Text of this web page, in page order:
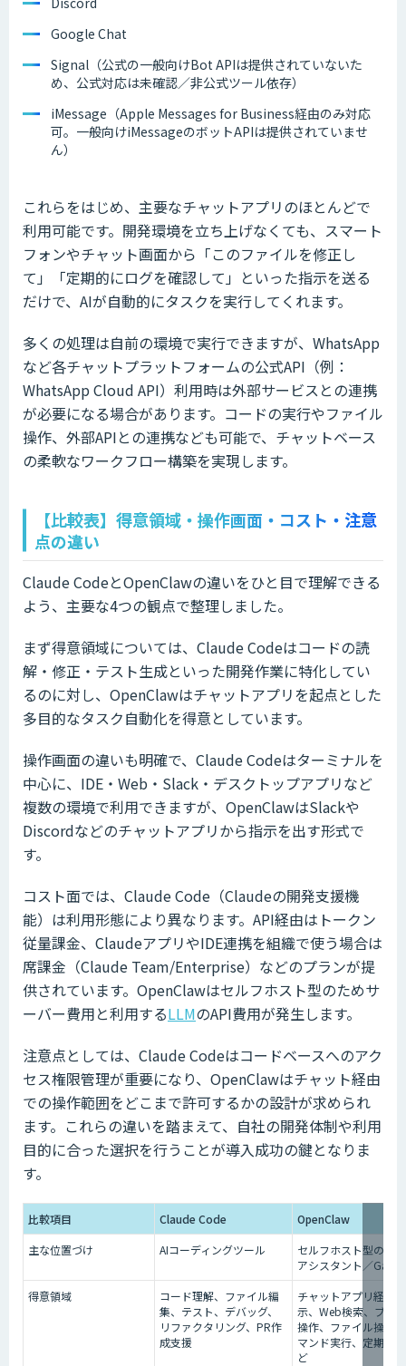
Google Chat
Signal（公式の一般向けBot APIは提供されていないた
め、公式対応は未確認／非公式ツール依存）
iMessage（Apple Messages for Business経由のみ対応
可。一般向けiMessageのボットAPIは提供されていませ
ん）
これらをはじめ、主要なチャットアプリのほとんどで
利用可能です。開発環境を立ち上げなくても、スマート
フォンやチャット画面から「このファイルを修正し
て」「定期的にログを確認して」といった指示を送る
だけで、AIが自動的にタスクを実行してくれます。
多くの処理は自前の環境で実行できますが、WhatsApp
など各チャットプラットフォームの公式API（例：
WhatsApp Cloud API）利用時は外部サービスとの連携
が必要になる場合があります。コードの実行やファイル
操作、外部APIとの連携なども可能で、チャットベース
の柔軟なワークフロー構築を実現します。
【比較表】得意領域・操作画面・コスト・注意
点の違い
Claude CodeとOpenClawの違いをひと目で理解できる
よう、主要な4つの観点で整理しました。
まず得意領域については、Claude Codeはコードの読
解・修正・テスト生成といった開発作業に特化してい
るのに対し、OpenClawはチャットアプリを起点とした
多目的なタスク自動化を得意としています。
操作画面の違いも明確で、Claude Codeはターミナルを
中心に、IDE・Web・Slack・デスクトップアプリなど
複数の環境で利用できますが、OpenClawはSlackや
Discordなどのチャットアプリから指示を出す形式で
す。
コスト面では、Claude Code（Claudeの開発支援機
能）は利用形態により異なります。API経由はトークン
従量課金、ClaudeアプリやIDE連携を組織で使う場合は
席課金（Claude Team/Enterprise）などのプランが提
供されています。OpenClawはセルフホスト型のためサ
ーバー費用と利用するLLMのAPI費用が発生します。
注意点としては、Claude Codeはコードベースへのアク
セス権限管理が重要になり、OpenClawはチャット経由
での操作範囲をどこまで許可するかの設計が求められ
ます。これらの違いを踏まえて、自社の開発体制や利用
目的に合った選択を行うことが導入成功の鍵となりま
す。
比較項目 Claude Code
OpenClaw
主な位置づけ
AIコーディングツール
セルフホスト型の個
アシスタント／
得意領域
コード理解、ファイル編
集、テスト、デバッグ、
リファクタリング、PR作
成支援
チャットアプリ経由
示、Web検索、ブラ
操作、ファイル操作
マンド実行、定期実
ど